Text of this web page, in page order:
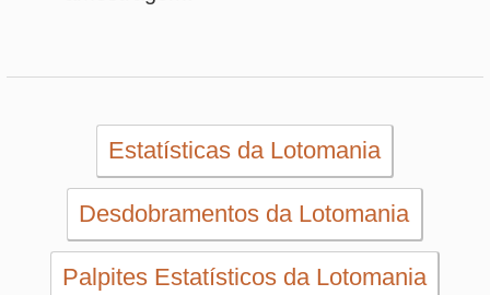
Futebol
Login / Cadastro
Carrinho
SORTEIOS